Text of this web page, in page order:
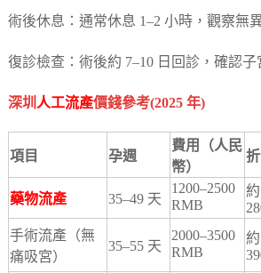
術後休息：通常休息 1–2 小時，觀察無
復診檢查：術後約 7–10 日回診，確認子
深圳 人工流產價錢參考(2025 年)
項目 孕週
費用（人民
幣）
藥物流產 35–49 天
1200–2500
RMB
手術流產（無
痛吸宮）
35–55 天
2000–3500
RMB